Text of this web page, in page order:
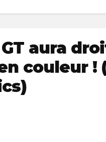
aura
couleur !